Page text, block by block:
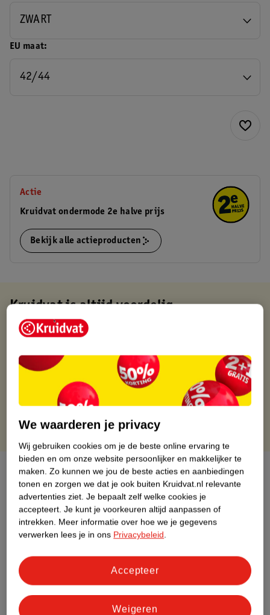
EU maat
42/44
ZWART
Actie
Kruidvat ondermode 2e halve prijs
Bekijk alle actieproducten
Kruidvat is altijd voordelig
Gratis ophalen in de winkel
Gratis thuisbezorgd vanaf 50.00
Gratis retourneren binnen 30 dagen
Gratis punten met je Kruidvat kaart
Over dit product
Productinformatie
Etiketinformatie
Nature Impact Score
Rood (-) = hoge impact op het milieu.
Groen (+) = lage impact op het milieu.
We waarderen je privacy
Wij gebruiken cookies om je de beste online ervaring te
bieden en om onze website persoonlijker en makkelijker te
maken. Zo kunnen we jou de beste acties en aanbiedingen
tonen en zorgen we dat je ook buiten Kruidvat.nl relevante
advertenties ziet. Je bepaalt zelf welke cookies je
accepteert. Je kunt je voorkeuren altijd aanpassen of
intrekken. Meer informatie over hoe we je gegevens
verwerken lees je in ons Privacybeleid.
Weigeren
Accepteer